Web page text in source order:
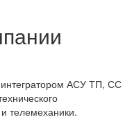
интегратором АСУ ТП, СС
телемеханики.